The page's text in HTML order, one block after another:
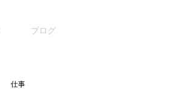
ブログ
仕事